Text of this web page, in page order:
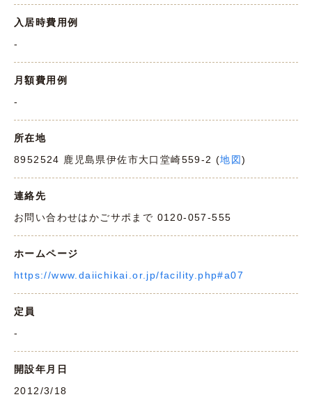
入居時費用例
-
月額費用例
-
所在地
8952524 鹿児島県伊佐市大口堂崎559-2 (地図)
連絡先
お問い合わせはかごサポまで 0120-057-555
ホームページ
https://www.daiichikai.or.jp/facility.php#a07
定員
-
開設年月日
2012/3/18